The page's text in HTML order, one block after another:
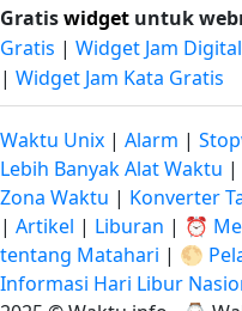
Gratiswidget untuk
Gratis | Widget Jam
| Widget Jam Kata Gratis
Waktu Unix | Alarm |
Lebih Banyak Alat Waktu |
Zona Waktu | Konverter
| Artikel | Liburan | ⏰
tentang Matahari | 🌕
Informasi Hari Libur